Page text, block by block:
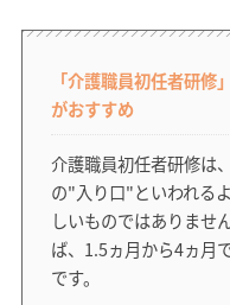
「介護職員初任者研
がおすすめ
介護職員初任者研修は
の"入り口"といわれる
しいものではありませ
ば、1.5ヵ月から4ヵ月
です。